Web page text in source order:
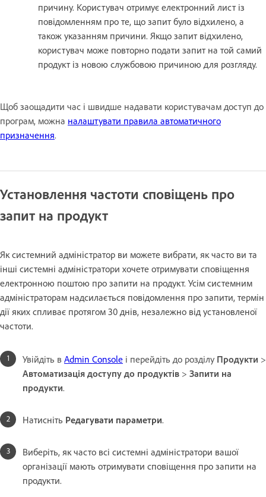
причину. Користувач отримує електронний лист із
повідомленням про те, що запит було відхилено, а
також указанням причини. Якщо запит відхилено,
користувач може повторно подати запит на той самий
продукт із новою службовою причиною для розгляду.
Щоб заощадити час і швидше надавати користувачам доступ до
програм, можна налаштувати правила автоматичного
призначення.
Установлення частоти сповіщень про
запит на продукт
Як системний адміністратор ви можете вибрати, як часто ви та
інші системні адміністратори хочете отримувати сповіщення
електронною поштою про запити на продукт. Усім системним
адміністраторам надсилається повідомлення про запити, термін
дії яких спливає протягом 30 днів, незалежно від установленої
частоти.
Увійдіть в Admin Console і перейдіть до розділу Продукти >
Автоматизація доступу до продуктів > Запити на
продукти.
Натисніть Редагувати параметри.
Виберіть, як часто всі системні адміністратори вашої
організації мають отримувати сповіщення про запити на
продукти.